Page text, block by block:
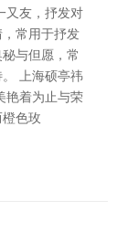
又友，抒发对
常用于抒发
与但愿，常
上海硕亭祎
艳着为止与荣
色玫